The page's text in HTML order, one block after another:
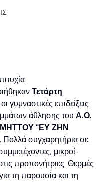
Τετάρτη
οι γυμναστικές επιδείξεις
άθλησης του Α.Ο.
"ΕΥ ΖΗΝ
. Πολλά συγχαρητήρια σε
μικροί-
προπονήτριες. Θερμές
τη παρουσία και τη